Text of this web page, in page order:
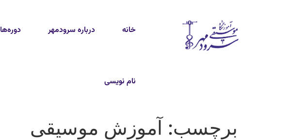
خانه درباره سرودمهر دوره‌ها
نام نویسی
برچسب: آموزش موسیقی